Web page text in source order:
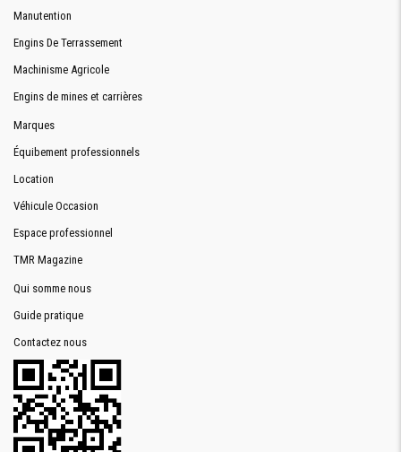
Manutention
Engins De Terrassement
Machinisme Agricole
Engins de mines et carrières
Marques
Équibement professionnels
Location
Véhicule Occasion
Espace professionnel
TMR Magazine
Qui somme nous
Guide pratique
Contactez nous